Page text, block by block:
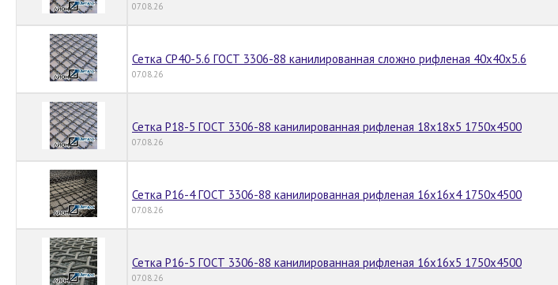
07.08.26
Сетка СР40-5.6 ГОСТ 3306-88 канилированная сложно рифленая 40х40х5.6
07.08.26
Сетка Р18-5 ГОСТ 3306-88 канилированная рифленая 18х18х5 1750х4500
07.08.26
Сетка Р16-4 ГОСТ 3306-88 канилированная рифленая 16х16х4 1750х4500
07.08.26
Сетка Р16-5 ГОСТ 3306-88 канилированная рифленая 16х16х5 1750х4500
07.08.26